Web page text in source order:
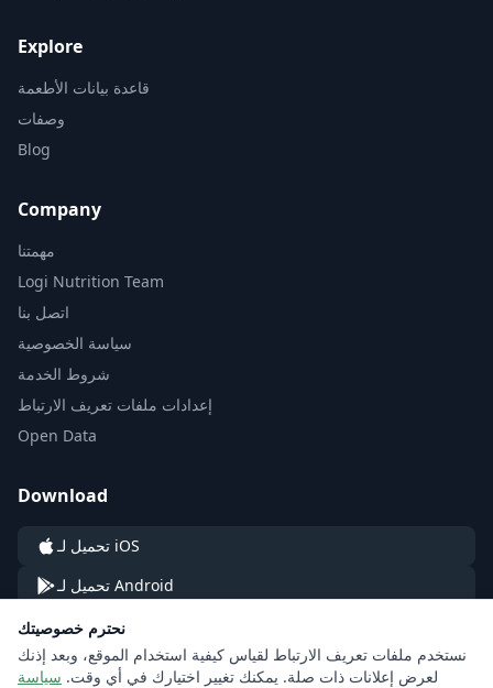
Explore
قاعدة بيانات الأطعمة
وصفات
Blog
Company
مهمتنا
Logi Nutrition Team
اتصل بنا
سياسة الخصوصية
شروط الخدمة
إعدادات ملفات تعريف الارتباط
Open Data
Download
تحميل لـ iOS
تحميل لـ Android
نحترم خصوصيتك
نستخدم ملفات تعريف الارتباط لقياس كيفية استخدام الموقع، وبعد إذنك
لعرض إعلانات ذات صلة. يمكنك تغيير اختيارك في أي وقت. سياسة